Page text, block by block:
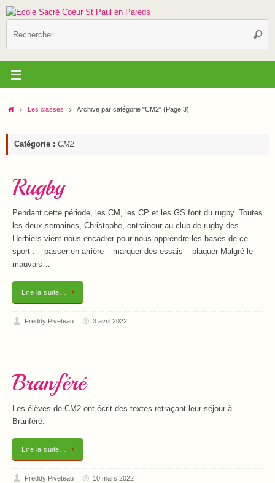
Passer
au
contenu
AccueilLes classes Archive par catégorie "CM2"(Page 3)
Catégorie : CM2
Rugby
Pendant cette période, les CM, les CP et les GS font du rugby. Toutes
les deux semaines, Christophe, entraineur au club de rugby des
Herbiers vient nous encadrer pour nous apprendre les bases de ce
sport : – passer en arrière – marquer des essais – plaquer Malgré le
mauvais…
Lire la suite…
Freddy Piveteau 3 avril 2022
Branféré
Les élèves de CM2 ont écrit des textes retraçant leur séjour à
Branféré.
Lire la suite…
Freddy Piveteau 10 mars 2022